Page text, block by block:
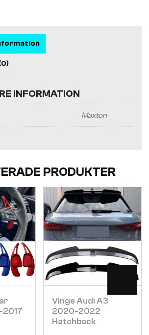
INFORMATION
Maxton
PRODUKTER
2017
Vinge Audi A3
2020-2022
Hatchback
Visa